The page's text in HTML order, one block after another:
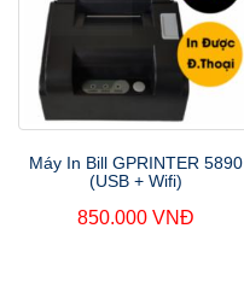
Máy In Bill GPRINTER 5890
(USB + Wifi)
850.000 VNĐ